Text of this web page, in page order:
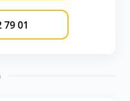
79 01